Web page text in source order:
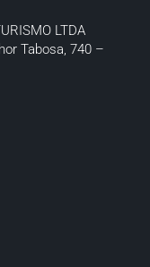
LTDA
Tabosa, 740 –